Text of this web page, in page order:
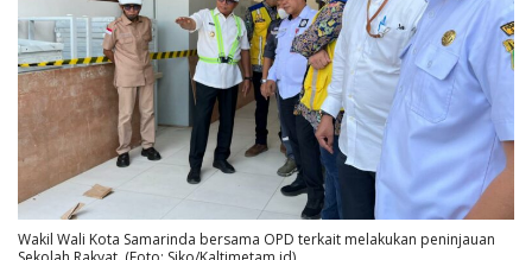
Wakil Wali Kota Samarinda bersama OPD terkait melakukan peninjauan